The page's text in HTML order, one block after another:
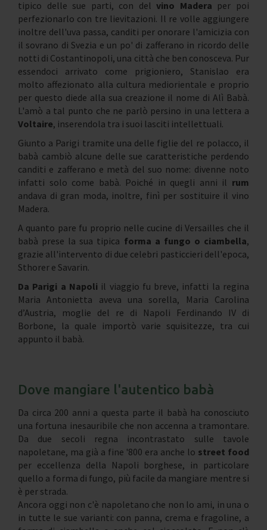
tipico delle sue parti, con delvino Madera per poi
perfezionarlo con tre lievitazioni. Il re volle aggiungere
inoltre dell'uva passa, canditi per onorare l'amicizia con
il sovrano di Svezia e un po' di zafferano in ricordo delle
notti di Costantinopoli, una città che ben conosceva. Pur
essendoci arrivato come prigioniero, Stanislao era
molto affezionato alla cultura mediorientale e proprio
per questo diede alla sua creazione il nome di Alì Babà.
L'amò a tal punto che ne parlò persino in una lettera a
Voltaire, inserendola tra i suoi lasciti intellettuali.
Giunto a Parigi tramite una delle figlie del re polacco, il
babà cambiò alcune delle sue caratteristiche perdendo
canditi e zafferano e metà del suo nome: divenne noto
infatti solo come babà. Poiché in quegli anni il rum
andava di gran moda, inoltre, finì per sostituire il vino
Madera.
A quanto pare fu proprio nelle cucine di Versailles che il
babà prese la sua tipica forma a fungo o ciambella,
grazie all'intervento di due celebri pasticcieri dell'epoca,
Sthorer e Savarin.
Da Parigi a Napoli il viaggio fu breve, infatti la regina
Maria Antonietta aveva una sorella, Maria Carolina
d’Austria, moglie del re di Napoli Ferdinando IV di
Borbone, la quale importò varie squisitezze, tra cui
appunto il babà.
Dove mangiare l'autentico babà
Da circa 200 anni a questa parte il babà ha conosciuto
una fortuna inesauribile che non accenna a tramontare.
Da due secoli regna incontrastato sulle tavole
napoletane, ma già a fine '800 era anche lo street food
per eccellenza della Napoli borghese, in particolare
quello a forma di fungo, più facile da mangiare mentre si
è per strada.
Ancora oggi non c'è napoletano che non lo ami, in una o
in tutte le sue varianti: con panna, crema e fragoline, a